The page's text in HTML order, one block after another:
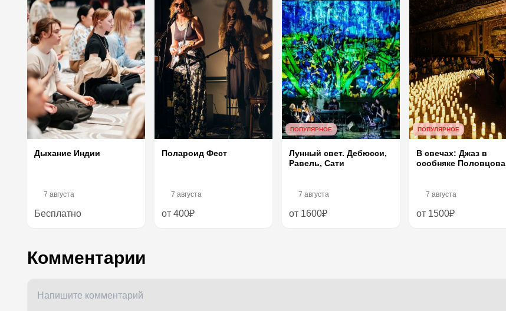
Дыхание Индии
7 августа
Бесплатно
Полароид Фест
7 августа
от 400₽
ПОПУЛЯРНОЕ
Лунный свет. Дебюсси,
Равель, Сати
7 августа
от 1600₽
ПОПУЛЯРНОЕ
В свечах: Джаз в
особняке Половцова
7 августа
от 1500₽
Комментарии